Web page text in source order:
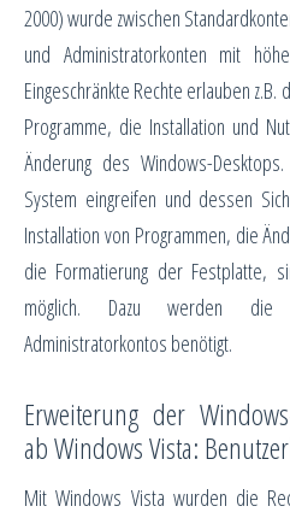
2000) wurde zwischen
und Administratorkonten mit
Eingeschränkte Rechte erlauben
Programme, die Installation und
Änderung des Windows-
System eingreifen und dessen
Installation von Programmen, die
die Formatierung der Festplatte,
möglich. Dazu werden die
Administratorkontos benötigt.
Erweiterung der
ab Windows Vista:
Mit Windows Vista wurden die